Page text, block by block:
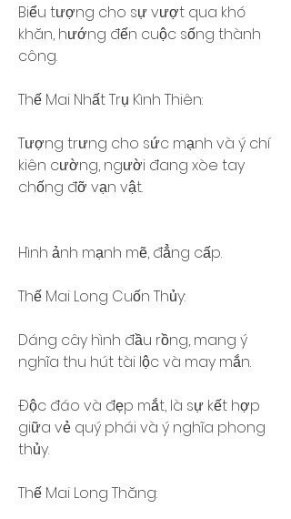
Biểu tượng cho sự vượt qua khó
khăn, hướng đến cuộc sống thành
công.
Thế Mai Nhất Trụ Kình Thiên:
Tượng trưng cho sức mạnh và ý chí
kiên cường, người đang xòe tay
chống đỡ vạn vật.
Hình ảnh mạnh mẽ, đẳng cấp.
Thế Mai Long Cuốn Thủy:
Dáng cây hình đầu rồng, mang ý
nghĩa thu hút tài lộc và may mắn.
Độc đáo và đẹp mắt, là sự kết hợp
giữa vẻ quý phái và ý nghĩa phong
thủy.
Thế Mai Long Thăng: